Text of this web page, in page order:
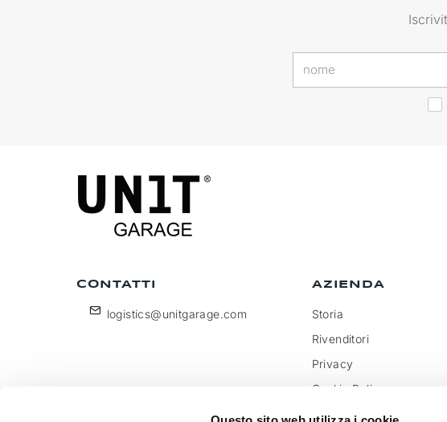
CONTATTI
logistics@unitgarage.com
AZIENDA
Storia
Rivenditori
Privacy
Cookie Policy
Diventa rivenditore